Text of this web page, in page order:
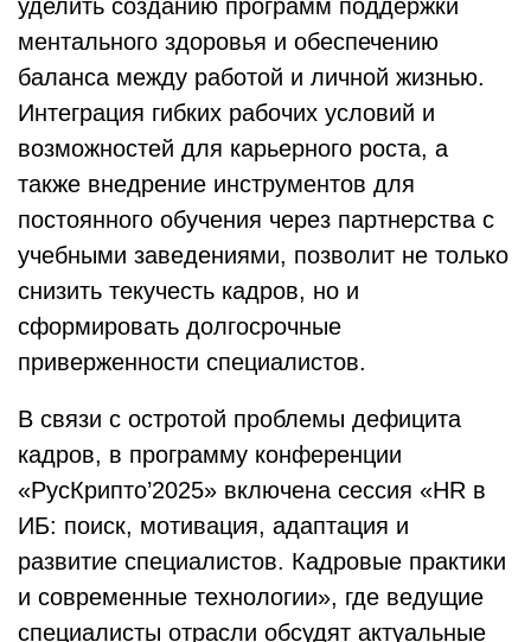
уделить созданию программ поддержки
ментального здоровья и обеспечению
баланса между работой и личной жизнью.
Интеграция гибких рабочих условий и
возможностей для карьерного роста, а
также внедрение инструментов для
постоянного обучения через партнерства с
учебными заведениями, позволит не только
снизить текучесть кадров, но и
сформировать долгосрочные
приверженности специалистов.
В связи с остротой проблемы дефицита
кадров, в программу конференции
«РусКрипто’2025» включена сессия «HR в
ИБ: поиск, мотивация, адаптация и
развитие специалистов. Кадровые практики
и современные технологии», где ведущие
специалисты отрасли обсудят актуальные